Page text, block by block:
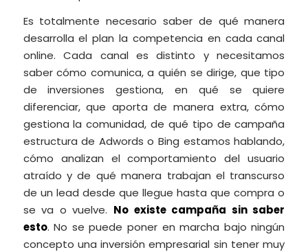
Es totalmente necesario saber de qué manera
desarrolla el plan la competencia en cada canal
online. Cada canal es distinto y necesitamos
saber cómo comunica, a quién se dirige, que tipo
de inversiones gestiona, en qué se quiere
diferenciar, que aporta de manera extra, cómo
gestiona la comunidad, de qué tipo de campaña
estructura de Adwords o Bing estamos hablando,
cómo analizan el comportamiento del usuario
atraído y de qué manera trabajan el transcurso
de un lead desde que llegue hasta que compra o
se va o vuelve. No existe campaña sin saber
esto. No se puede poner en marcha bajo ningún
concepto una inversión empresarial sin tener muy